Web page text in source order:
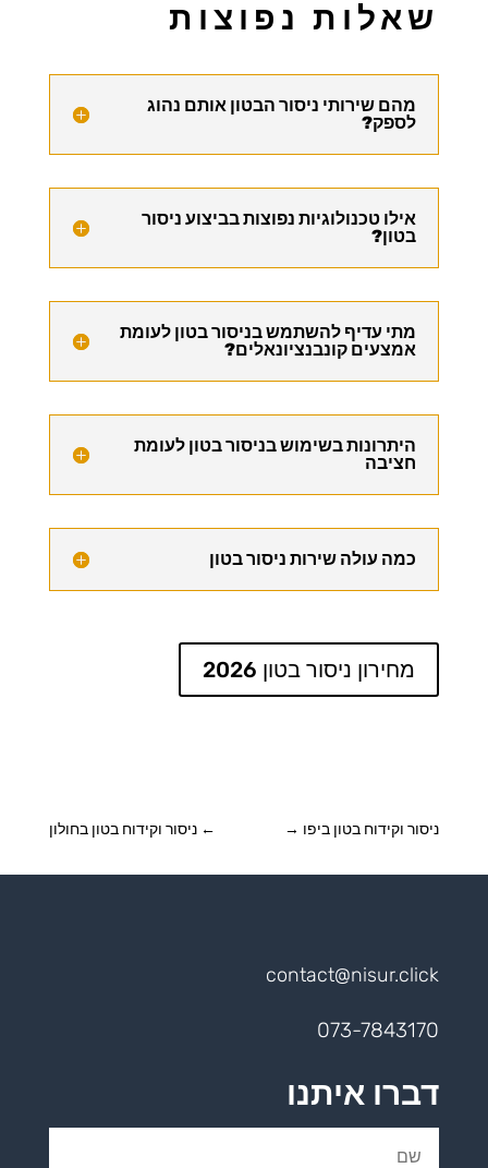
שאלות נפוצות
מהם שירותי ניסור הבטון אותם נהוג
לספק?
אילו טכנולוגיות נפוצות בביצוע ניסור
בטון?
מתי עדיף להשתמש בניסור בטון לעומת
אמצעים קונבנציונאלים?
היתרונות בשימוש בניסור בטון לעומת
חציבה
כמה עולה שירות ניסור בטון
מחירון ניסור בטון 2026
←ניסור וקידוח בטון בחולון ניסור וקידוח בטון ביפו →
contact@nisur.click
073-7843170
דברו איתנו